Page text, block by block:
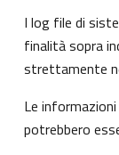
I log file di
finalità sopra
strettamente
Le
potrebbero